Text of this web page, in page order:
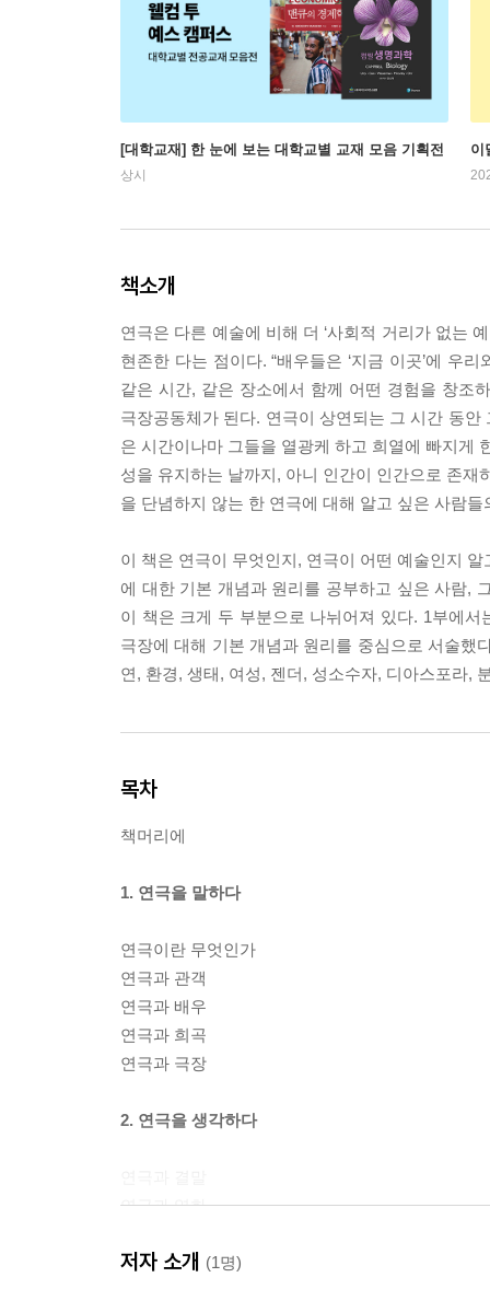
[대학교재] 한 눈에 보는 대학교별 교재 모음 기획전
상시
이
책소개
연극은 다른 예술에 비해 더 ‘사회적 거리가 없는
현존한 다는 점이다. “배우들은 ‘지금 이곳’에 우
같은 시간, 같은 장소에서 함께 어떤 경험을 창조
극장공동체가 된다. 연극이 상연되는 그 시간 동
은 시간이나마 그들을 열광케 하고 희열에 빠지게
성을 유지하는 날까지, 아니 인간이 인간으로 존
을 단념하지 않는 한 연극에 대해 알고 싶은 사람
이 책은 연극이 무엇인지, 연극이 어떤 예술인지
에 대한 기본 개념과 원리를 공부하고 싶은 사람,
이 책은 크게 두 부분으로 나뉘어져 있다. 1부에
극장에 대해 기본 개념과 원리를 중심으로 서술했
연, 환경, 생태, 여성, 젠더, 성소수자, 디아스포라,
목차
책머리에
1. 연극을 말하다
연극이란 무엇인가
연극과 관객
연극과 배우
연극과 희곡
연극과 극장
2. 연극을 생각하다
연극과 영화
연극과 금기
저자 소개 (1명)